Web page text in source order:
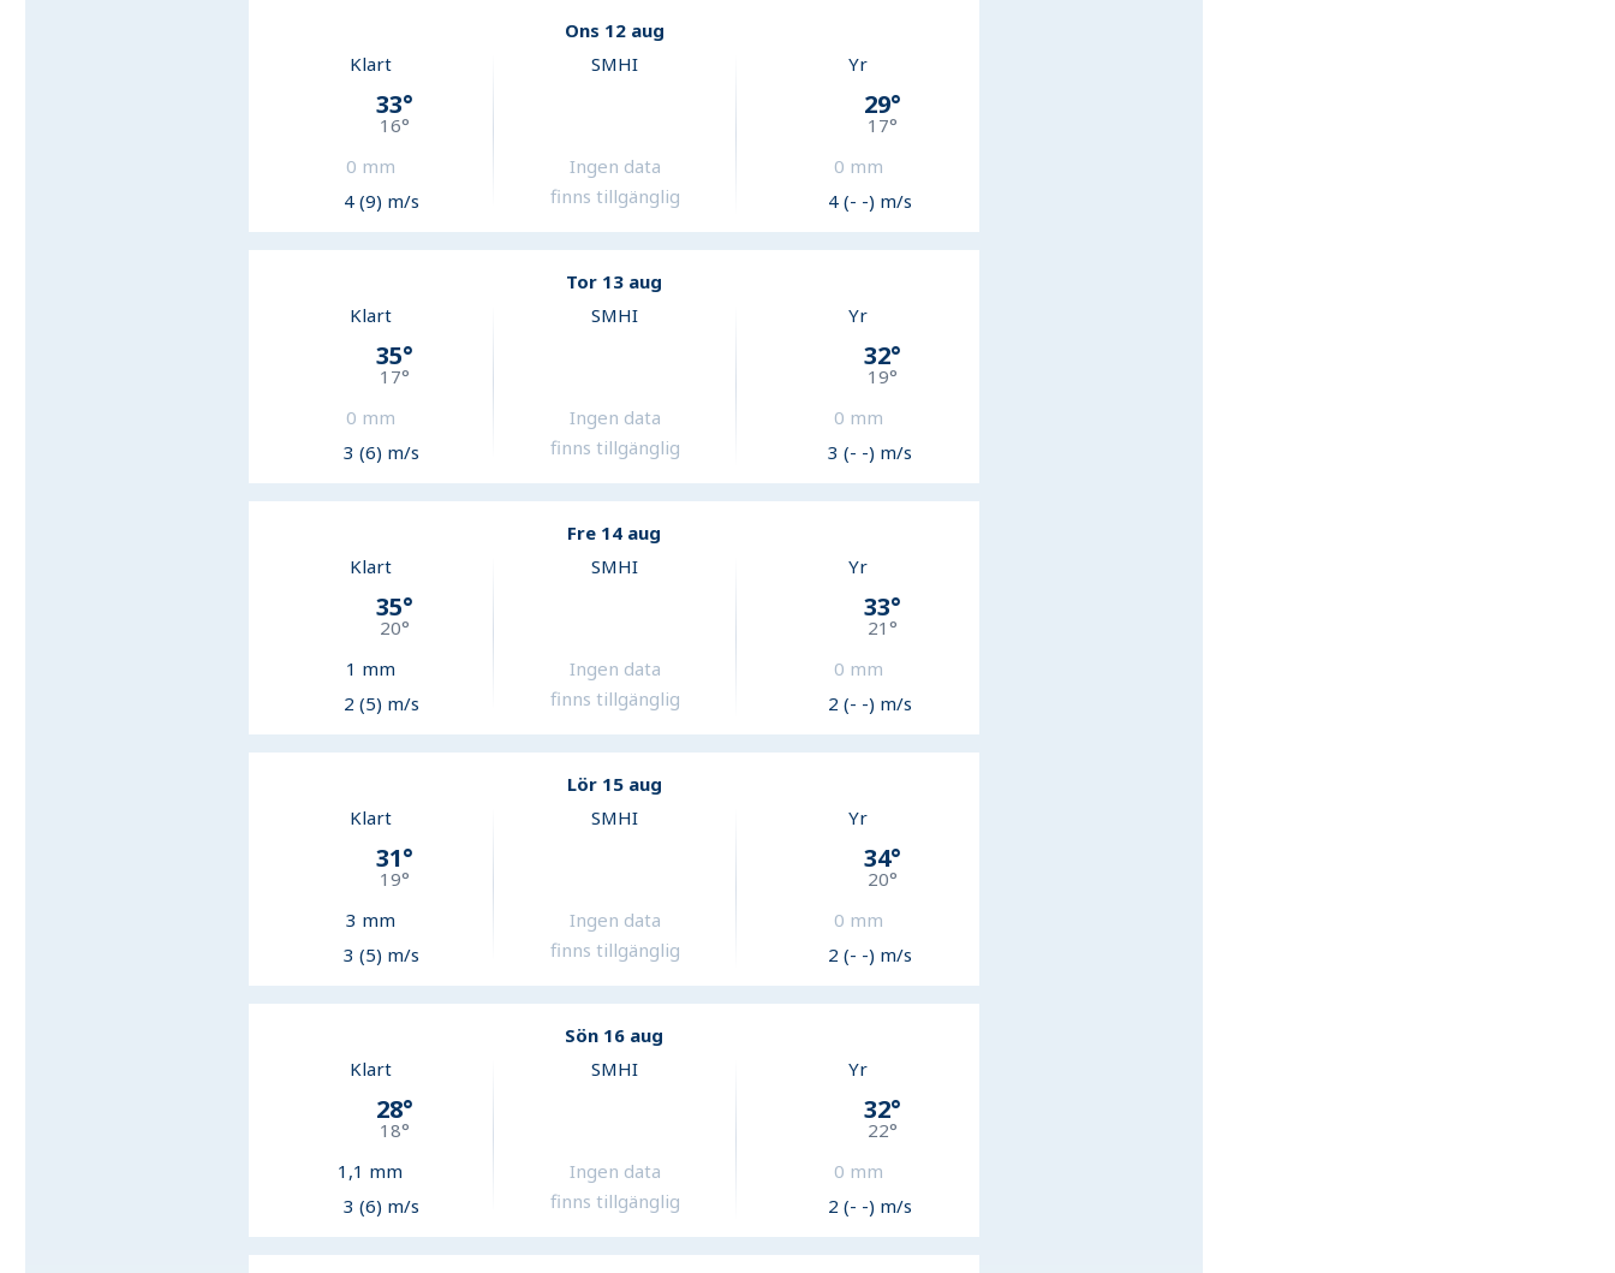
Ons 12 aug
Klart
33°
16°
0 mm
4 (9) m/s
SMHI
Ingen data
finns tillgänglig
Yr
29°
17°
0 mm
4 (- -) m/s
Tor 13 aug
Klart
35°
17°
0 mm
3 (6) m/s
SMHI
Ingen data
finns tillgänglig
Yr
32°
19°
0 mm
3 (- -) m/s
Fre 14 aug
Klart
35°
20°
1 mm
2 (5) m/s
SMHI
Ingen data
finns tillgänglig
Yr
33°
21 °
0 mm
2 (- -) m/s
Lör 15 aug
Klart
31°
19°
3 mm
3 (5) m/s
SMHI
Ingen data
finns tillgänglig
Yr
34°
20°
0 mm
2 (- -) m/s
Sön 16 aug
Klart
28°
18°
1,1 mm
3 (6) m/s
SMHI
Ingen data
finns tillgänglig
Yr
32°
22°
0 mm
2 (- -) m/s